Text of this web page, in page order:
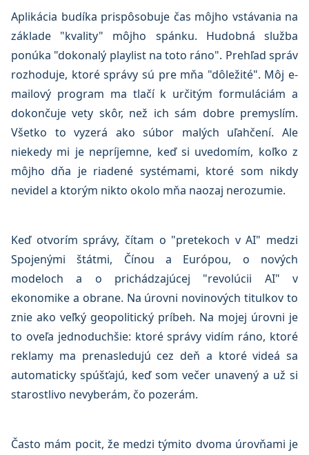
Aplikácia budíka prispôsobuje čas môjho vstávania na
základe "kvality" môjho spánku. Hudobná služba
ponúka "dokonalý playlist na toto ráno". Prehľad správ
rozhoduje, ktoré správy sú pre mňa "dôležité". Môj e-
mailový program ma tlačí k určitým formuláciám a
dokončuje vety skôr, než ich sám dobre premyslím.
Všetko to vyzerá ako súbor malých uľahčení. Ale
niekedy mi je nepríjemne, keď si uvedomím, koľko z
môjho dňa je riadené systémami, ktoré som nikdy
nevidel a ktorým nikto okolo mňa naozaj nerozumie.
Keď otvorím správy, čítam o "pretekoch v AI" medzi
Spojenými štátmi, Čínou a Európou, o nových
modeloch a o prichádzajúcej "revolúcii AI" v
ekonomike a obrane. Na úrovni novinových titulkov to
znie ako veľký geopolitický príbeh. Na mojej úrovni je
to oveľa jednoduchšie: ktoré správy vidím ráno, ktoré
reklamy ma prenasledujú cez deň a ktoré videá sa
automaticky spúšťajú, keď som večer unavený a už si
starostlivo nevyberám, čo pozerám.
Často mám pocit, že medzi týmito dvoma úrovňami je